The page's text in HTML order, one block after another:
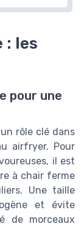
: les
pour une
rôle clé dans
airfryer. Pour
il est
à chair ferme
Une taille
et évite
de morceaux